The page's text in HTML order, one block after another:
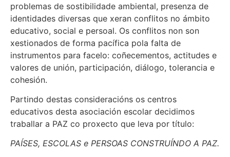
problemas de sostibilidade ambiental, presenza de
identidades diversas que xeran conflitos no ámbito
educativo, social e persoal. Os conflitos non son
xestionados de forma pacífica pola falta de
instrumentos para facelo: coñecementos, actitudes e
valores de unión, participación, diálogo, tolerancia e
cohesión.
Partindo destas consideracións os centros
educativos desta asociación escolar decidimos
traballar a PAZ co proxecto que leva por título:
PAÍSES, ESCOLAS e PERSOAS CONSTRUÍNDO A PAZ.